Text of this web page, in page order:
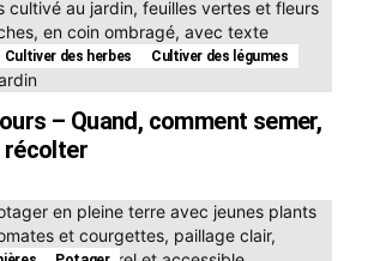
Cultiver des herbes
Cultiver des légumes
– Quand, comment semer,
récolter